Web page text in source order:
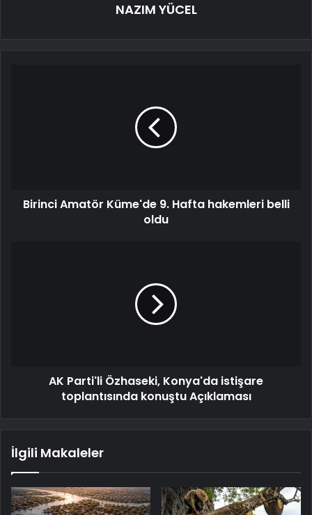
NAZIM YÜCEL
Birinci Amatör Küme'de 9. Hafta hakemleri belli
oldu
AK Parti'li Özhaseki, Konya'da istişare
toplantısında konuştu Açıklaması
İlgili Makaleler